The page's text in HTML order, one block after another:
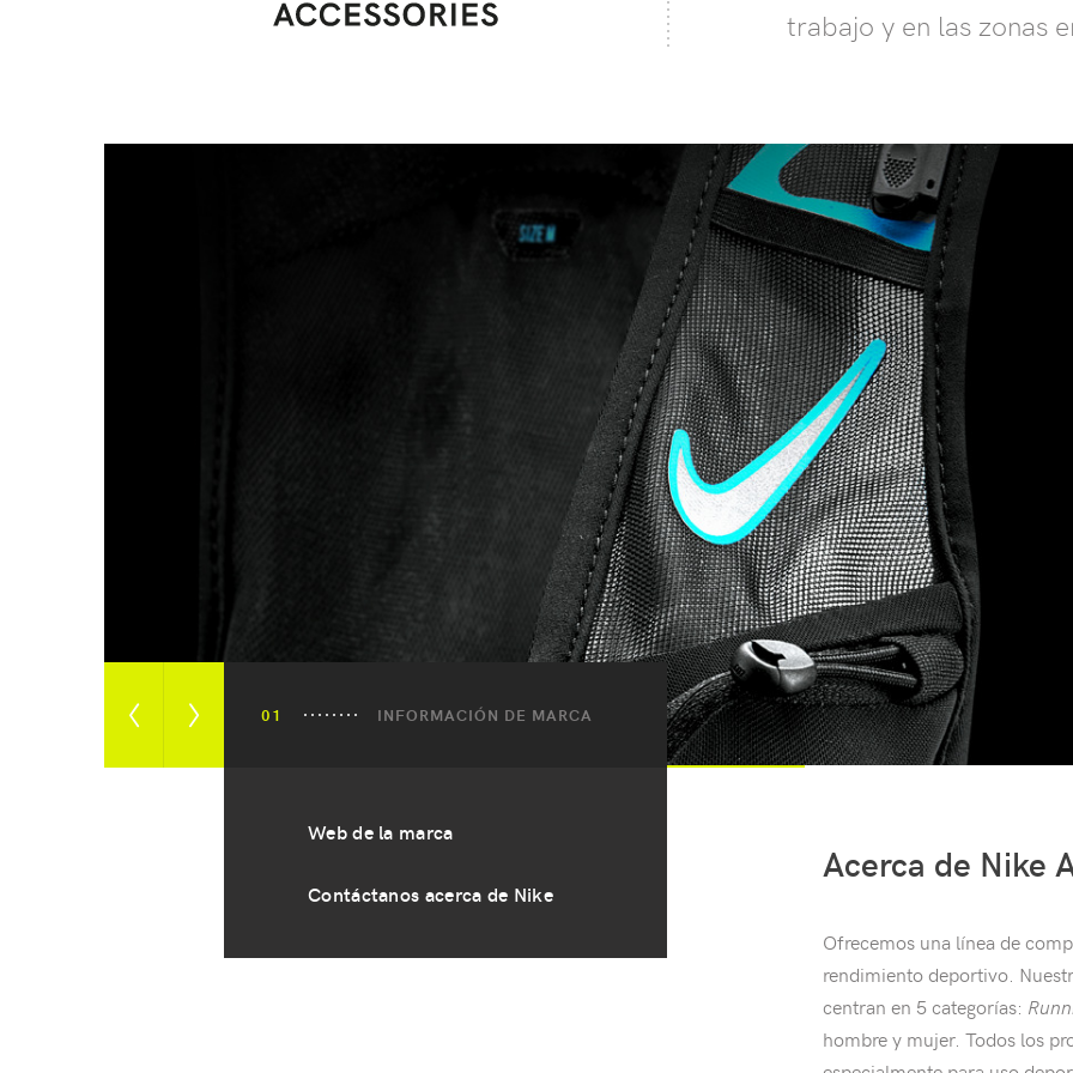
trabajo y en las zonas
INFORMACIÓN DE MARCA
Web de la marca
Contáctanos acerca de Nike
Ver
anterior
Ver
imagen
Acerca de Nike
Ofrecemos una línea de
rendimiento deportivo.
centran en 5 categorías:
hombre y mujer. Todos los